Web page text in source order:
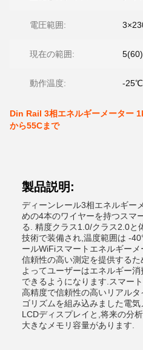
電圧範囲:
現在の範囲:
動作温度: -
Din Rail 3相エネルギーメーター
から55Cまで
製品説明:
ディーンレール3相エネルギー
めの4本のワイヤーを持つスマ
る. 精度クラス1.0/クラス2.0と
技術で装備され,温度範囲は -
ールWiFiスマートエネルギー
信頼性の高い測定を提供する
よってユーザーはエネルギー
できるようになります.スマー
高精度で信頼性の高いリアル
ゴリズムを組み込みました電
LCDディスプレイと,将来の分
大きなメモリ容量があります.